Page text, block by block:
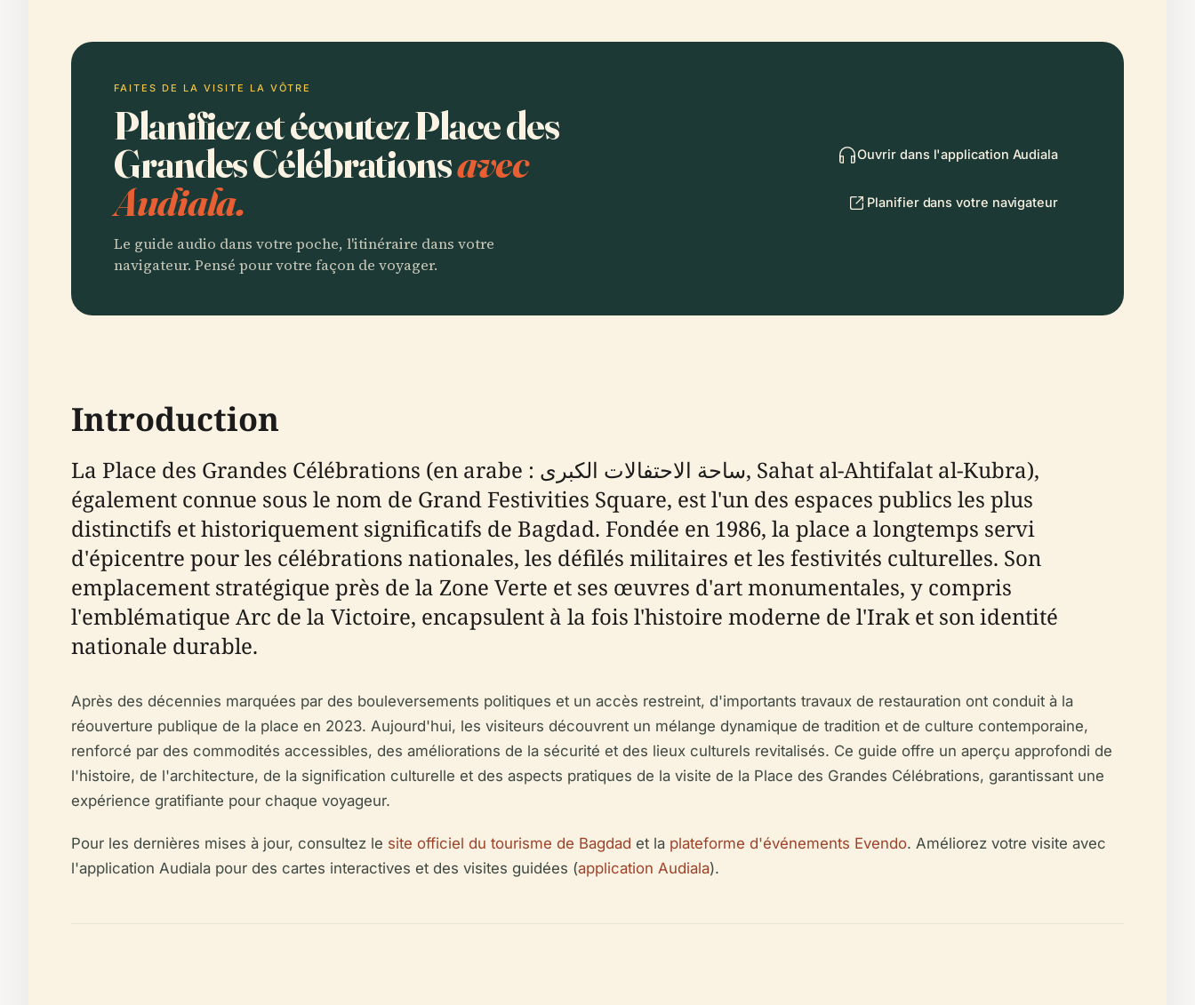
FAITES DE LA VISITE LA VÔTRE
Planifiez et écoutez Place des
Grandes Célébrationsavec
Audiala.
Le guide audio dans votre poche, l'itinéraire dans votre
navigateur. Pensé pour votre façon de voyager.
Ouvrir dans l'application Audiala
Planifier dans votre navigateur
Introduction
La Place des Grandes Célébrations (en arabe : ساحة الاحتفالات الكبرى, Sahat al-Ahtifalat al-Kubra),
également connue sous le nom de Grand Festivities Square, est l'un des espaces publics les plus
distinctifs et historiquement significatifs de Bagdad. Fondée en 1986, la place a longtemps servi
d'épicentre pour les célébrations nationales, les défilés militaires et les festivités culturelles. Son
emplacement stratégique près de la Zone Verte et ses œuvres d'art monumentales, y compris
l'emblématique Arc de la Victoire, encapsulent à la fois l'histoire moderne de l'Irak et son identité
nationale durable.
Après des décennies marquées par des bouleversements politiques et un accès restreint, d'importants travaux de restauration ont conduit à la
réouverture publique de la place en 2023. Aujourd'hui, les visiteurs découvrent un mélange dynamique de tradition et de culture contemporaine,
renforcé par des commodités accessibles, des améliorations de la sécurité et des lieux culturels revitalisés. Ce guide offre un aperçu approfondi de
l'histoire, de l'architecture, de la signification culturelle et des aspects pratiques de la visite de la Place des Grandes Célébrations, garantissant une
expérience gratifiante pour chaque voyageur.
Pour les dernières mises à jour, consultez le site officiel du tourisme de Bagdad et la plateforme d'événements Evendo. Améliorez votre visite avec
l'application Audiala pour des cartes interactives et des visites guidées (application Audiala).